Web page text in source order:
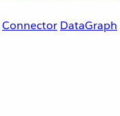
Connector DataGraph